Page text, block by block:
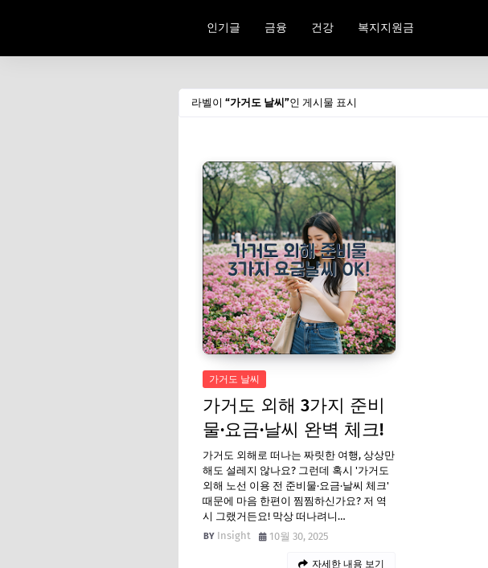
인기글 금융 건강 복지지원금
라벨이 가거도 날씨 인 게시물 표시
가거도 날씨
가거도 외해 3가지 준비
물·요금·날씨 완벽 체크!
가거도 외해로 떠나는 짜릿한 여행, 상상만
해도 설레지 않나요? 그런데 혹시 '가거도
외해 노선 이용 전 준비물·요금·날씨 체크'
때문에 마음 한편이 찜찜하신가요? 저 역
시 그랬거든요! 막상 떠나려니…
Insight
10월 30, 2025
자세한 내용 보기